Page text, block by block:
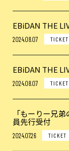
EBiDAN THE
2024.08.07 TICKET
EBiDAN THE
2024.08.07 TICKET
「もーりー兄
員先行受付
2024.07.26 TICKET